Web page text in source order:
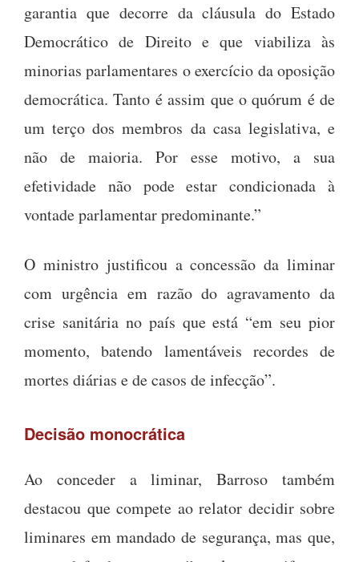
garantia que decorre da cláusula do Estado
Democrático de Direito e que viabiliza às
minorias parlamentares o exercício da oposição
democrática. Tanto é assim que o quórum é de
um terço dos membros da casa legislativa, e
não de maioria. Por esse motivo, a sua
efetividade não pode estar condicionada à
vontade parlamentar predominante.”
O ministro justificou a concessão da liminar
com urgência em razão do agravamento da
crise sanitária no país que está “em seu pior
momento, batendo lamentáveis recordes de
mortes diárias e de casos de infecção”.
Decisão monocrática
Ao conceder a liminar, Barroso também
destacou que compete ao relator decidir sobre
liminares em mandado de segurança, mas que,